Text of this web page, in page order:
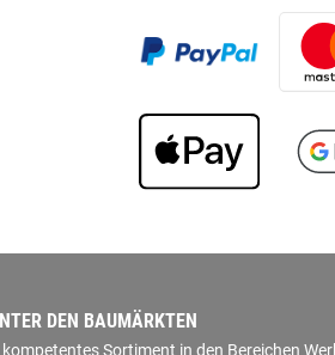
DEN BAUMÄRKTEN
Sortiment in den Bereichen